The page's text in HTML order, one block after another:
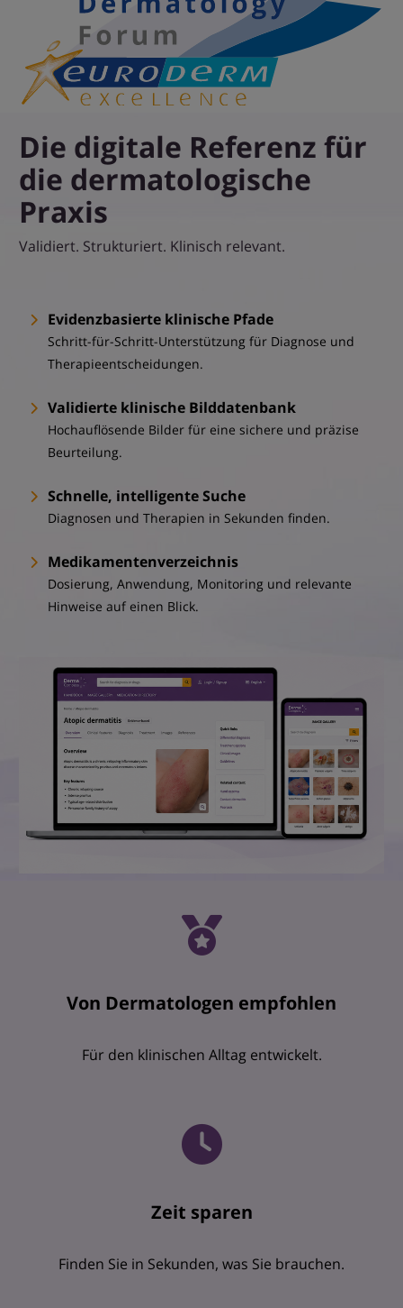
Die digitale Referenz für
die dermatologische
Praxis
Validiert. Strukturiert. Klinisch relevant.
Evidenzbasierte klinische Pfade
Schritt-für-Schritt-Unterstützung für Diagnose und
Therapieentscheidungen.
Validierte klinische Bilddatenbank
Hochauflösende Bilder für eine sichere und präzise
Beurteilung.
Schnelle, intelligente Suche
Diagnosen und Therapien in Sekunden finden.
Medikamentenverzeichnis
Dosierung, Anwendung, Monitoring und relevante
Hinweise auf einen Blick.
Von Dermatologen empfohlen
Für den klinischen Alltag entwickelt.
Zeit sparen
Finden Sie in Sekunden, was Sie brauchen.